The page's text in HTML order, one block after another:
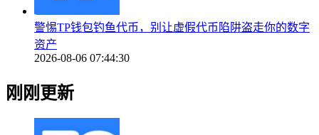
警惕TP钱包钓鱼代币，别让虚假代币陷阱盗走你的数字
资产
2026-08-06 07:44:30
刚刚更新